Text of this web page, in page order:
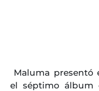
Maluma presentó
el séptimo álbum